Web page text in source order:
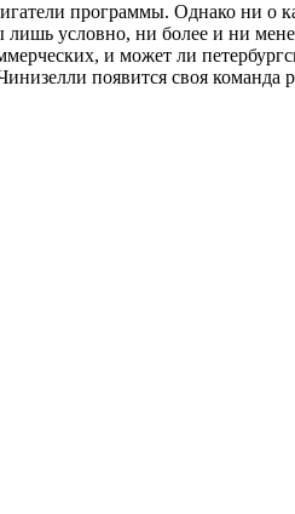
программы. Однако ни о
условно, ни более и ни
и может ли
появится своя команда